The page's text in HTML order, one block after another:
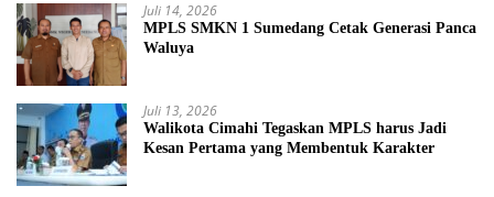
Juli 14, 2026
MPLS SMKN 1 Sumedang Cetak Generasi Panca
Waluya
Juli 13, 2026
Walikota Cimahi Tegaskan MPLS harus Jadi
Kesan Pertama yang Membentuk Karakter